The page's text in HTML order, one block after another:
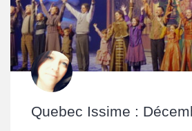
Quebec Issime :